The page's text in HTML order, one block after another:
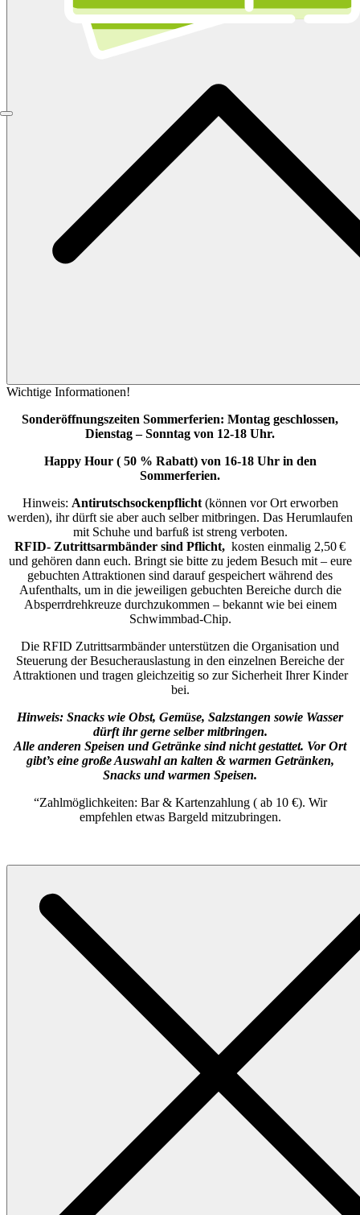
Wichtige Informationen!
Sonderöffnungszeiten Sommerferien: Montag geschlossen,
Dienstag – Sonntag von 12-18 Uhr.
Happy Hour ( 50 % Rabatt) von 16-18 Uhr in den
Sommerferien.
Hinweis: Antirutschsockenpflicht(können vor Ort erworben
werden), ihr dürft sie aber auch selber mitbringen. Das Herumlaufen
mit Schuhe und barfuß ist streng verboten.
RFID- Zutrittsarmbänder sind Pflicht, kosten einmalig 2,50 €
und gehören dann euch. Bringt sie bitte zu jedem Besuch mit – eure
gebuchten Attraktionen sind darauf gespeichert während des
Aufenthalts, um in die jeweiligen gebuchten Bereiche durch die
Absperrdrehkreuze durchzukommen – bekannt wie bei einem
Schwimmbad-Chip.
Die RFID Zutrittsarmbänder unterstützen die Organisation und
Steuerung der Besucherauslastung in den einzelnen Bereiche der
Attraktionen und tragen gleichzeitig so zur Sicherheit Ihrer Kinder
bei.
Hinweis: Snacks wie Obst, Gemüse, Salzstangen sowie Wasser
dürft ihr gerne selber mitbringen.
Alle anderen Speisen und Getränke sind nicht gestattet. Vor Ort
gibt’s eine große Auswahl an kalten & warmen Getränken,
Snacks und warmen Speisen.
“Zahlmöglichkeiten: Bar & Kartenzahlung ( ab 10 €). Wir
empfehlen etwas Bargeld mitzubringen.